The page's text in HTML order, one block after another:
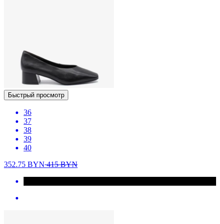
Быстрый просмотр
36
37
38
39
40
352.75 BYN415BYN